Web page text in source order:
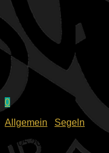
0
Allgemein
Segeln
17.05.2026